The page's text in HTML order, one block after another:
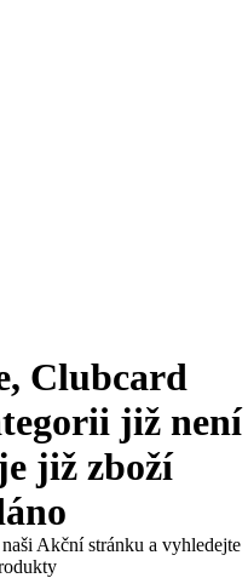
Clubcard
již není
již zboží
Akční stránku a vyhledejte